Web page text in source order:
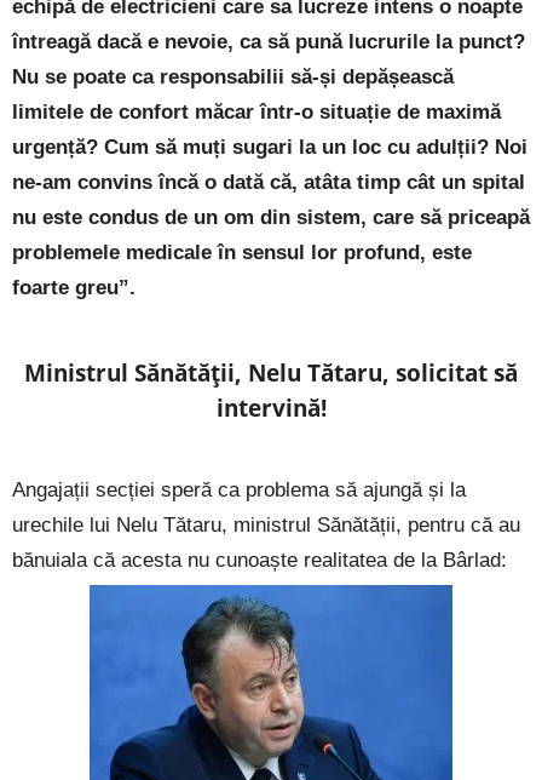
echipă de electricieni care sa lucreze intens o noapte
întreagă dacă e nevoie, ca să pună lucrurile la punct?
Nu se poate ca responsabilii să-și depășească
limitele de confort măcar într-o situație de maximă
urgență? Cum să muți sugari la un loc cu adulții? Noi
ne-am convins încă o dată că, atâta timp cât un spital
nu este condus de un om din sistem, care să priceapă
problemele medicale în sensul lor profund, este
foarte greu”.
Ministrul Sănătății, Nelu Tătaru, solicitat să
intervină!
Angajații secției speră ca problema să ajungă și la
urechile lui Nelu Tătaru, ministrul Sănătății, pentru că au
bănuiala că acesta nu cunoaște realitatea de la Bârlad: